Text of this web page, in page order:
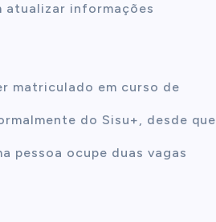
atualizar informações
matriculado em curso de
do Sisu+, desde que
pessoa ocupe duas vagas